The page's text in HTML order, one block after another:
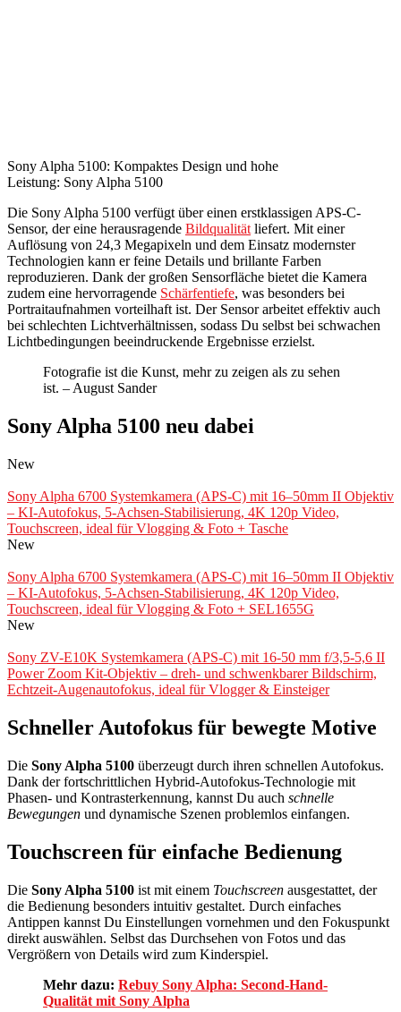
Sony Alpha 5100: Kompaktes Design und hohe
Leistung: Sony Alpha 5100
Die Sony Alpha 5100 verfügt über einen erstklassigen APS-C-
Sensor, der eine herausragende Bildqualität liefert. Mit einer
Auflösung von 24,3 Megapixeln und dem Einsatz modernster
Technologien kann er feine Details und brillante Farben
reproduzieren. Dank der großen Sensorfläche bietet die Kamera
zudem eine hervorragende Schärfentiefe, was besonders bei
Portraitaufnahmen vorteilhaft ist. Der Sensor arbeitet effektiv auch
bei schlechten Lichtverhältnissen, sodass Du selbst bei schwachen
Lichtbedingungen beeindruckende Ergebnisse erzielst.
Fotografie ist die Kunst, mehr zu zeigen als zu sehen
ist. – August Sander
Sony Alpha 5100 neu dabei
New
Sony Alpha 6700 Systemkamera (APS-C) mit 16–50mm II Objektiv
– KI-Autofokus, 5-Achsen-Stabilisierung, 4K 120p Video,
Touchscreen, ideal für Vlogging & Foto + Tasche
New
Sony Alpha 6700 Systemkamera (APS-C) mit 16–50mm II Objektiv
– KI-Autofokus, 5-Achsen-Stabilisierung, 4K 120p Video,
Touchscreen, ideal für Vlogging & Foto + SEL1655G
New
Sony ZV-E10K Systemkamera (APS-C) mit 16-50 mm f/3,5-5,6 II
Power Zoom Kit-Objektiv – dreh- und schwenkbarer Bildschirm,
Echtzeit-Augenautofokus, ideal für Vlogger & Einsteiger
Schneller Autofokus für bewegte Motive
Die Sony Alpha 5100 überzeugt durch ihren schnellen Autofokus.
Dank der fortschrittlichen Hybrid-Autofokus-Technologie mit
Phasen- und Kontrasterkennung, kannst Du auch schnelle
Bewegungen und dynamische Szenen problemlos einfangen.
Touchscreen für einfache Bedienung
Die Sony Alpha 5100 ist mit einem Touchscreen ausgestattet, der
die Bedienung besonders intuitiv gestaltet. Durch einfaches
Antippen kannst Du Einstellungen vornehmen und den Fokuspunkt
direkt auswählen. Selbst das Durchsehen von Fotos und das
Vergrößern von Details wird zum Kinderspiel.
Mehr dazu: Rebuy Sony Alpha: Second-Hand-
Qualität mit Sony Alpha